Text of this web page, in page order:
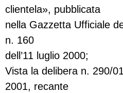
clientela», pubblicata
nella Gazzetta Ufficiale
n. 160
dell’11 luglio 2000;
Vista la delibera n. 290/
2001, recante